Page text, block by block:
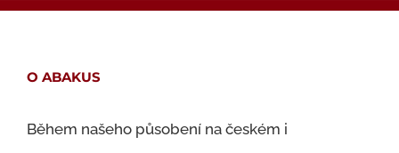
O ABAKUS
Během našeho působení na českém i